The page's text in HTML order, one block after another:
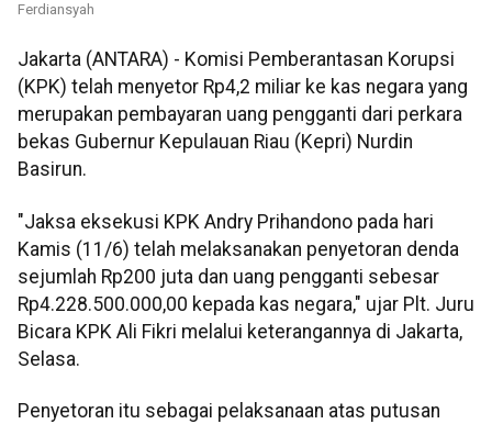
Ferdiansyah
Jakarta (ANTARA) - Komisi Pemberantasan Korupsi
(KPK) telah menyetor Rp4,2 miliar ke kas negara yang
merupakan pembayaran uang pengganti dari perkara
bekas Gubernur Kepulauan Riau (Kepri) Nurdin
Basirun.
"Jaksa eksekusi KPK Andry Prihandono pada hari
Kamis (11/6) telah melaksanakan penyetoran denda
sejumlah Rp200 juta dan uang pengganti sebesar
Rp4.228.500.000,00 kepada kas negara," ujar Plt. Juru
Bicara KPK Ali Fikri melalui keterangannya di Jakarta,
Selasa.
Penyetoran itu sebagai pelaksanaan atas putusan